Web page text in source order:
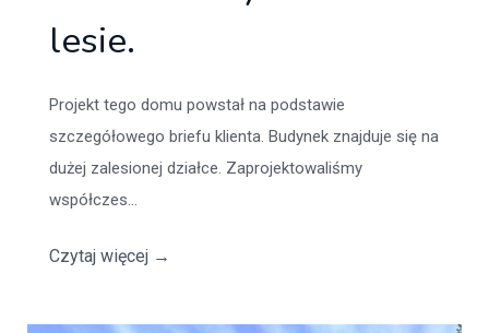
lesie.
Projekt tego domu powstał na podstawie
szczegółowego briefu klienta. Budynek znajduje się na
dużej zalesionej działce. Zaprojektowaliśmy
współczes...
Czytaj więcej →